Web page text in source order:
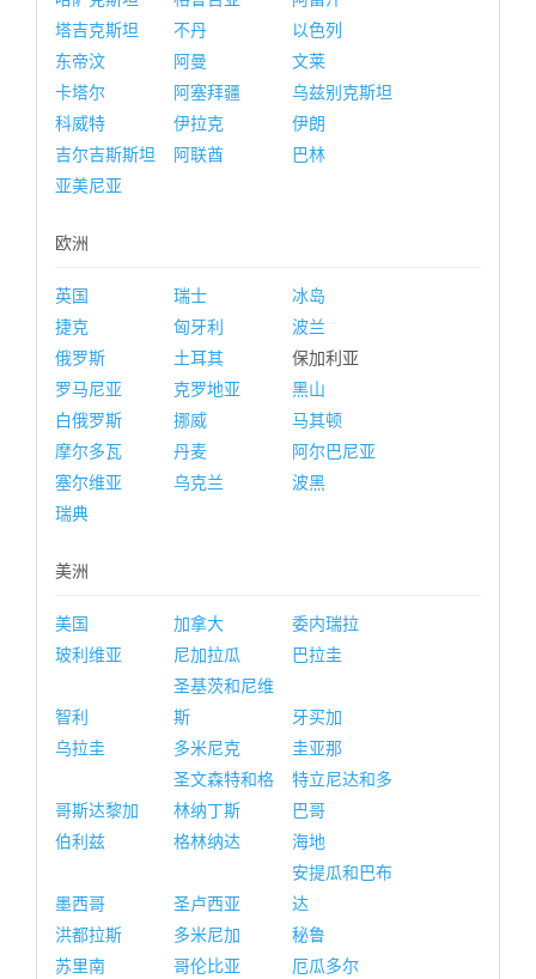
塔吉克斯坦
不丹
以色列
东帝汶
阿曼
文莱
卡塔尔
阿塞拜疆
乌兹别克斯坦
科威特
伊拉克
伊朗
吉尔吉斯斯坦
阿联酋
巴林
亚美尼亚
欧洲
英国 瑞士
冰岛
捷克
匈牙利
波兰
俄罗斯
土耳其
保加利亚
罗马尼亚
克罗地亚
黑山
白俄罗斯
挪威
马其顿
摩尔多瓦
丹麦
阿尔巴尼亚
塞尔维亚
乌克兰
波黑
瑞典
美洲
美国 加拿大
委内瑞拉
玻利维亚
尼加拉瓜 巴拉圭
智利
圣基茨和尼维
斯
牙买加
乌拉圭
多米尼克 圭亚那
哥斯达黎加
圣文森特和格
林纳丁斯
特立尼达和多
巴哥
伯利兹
格林纳达 海地
墨西哥 圣卢西亚
安提瓜和巴布
达
洪都拉斯
多米尼加
秘鲁
苏里南
哥伦比亚
厄瓜多尔